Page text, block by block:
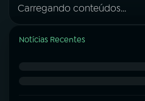
Carregando conteúdos...
Notícias Recentes